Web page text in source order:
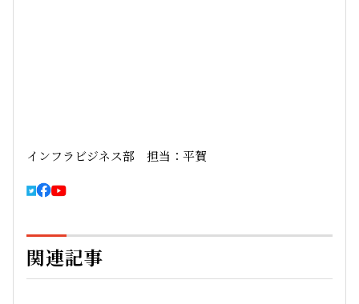
インフラビジネス部 担当：平賀
関連記事